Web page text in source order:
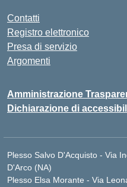
Contatti
Registro elettronico
Presa di servizio
Argomenti
Amministrazione
Dichiarazione di
Plesso Salvo D'Acquisto - Via
D'Arco (NA)
Plesso Elsa Morante - Via